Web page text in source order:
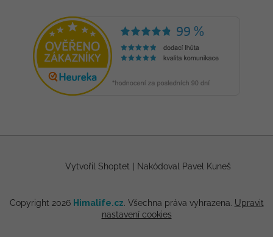
Vytvořil Shoptet Nakódoval Pavel Kuneš
Copyright 2026 Himalife.cz. Všechna práva vyhrazena. Upravit
nastavení cookies